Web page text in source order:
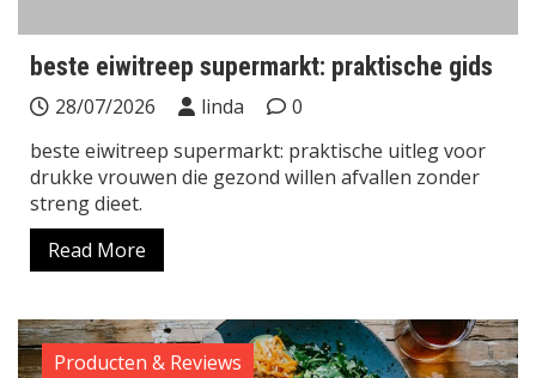
beste eiwitreep supermarkt: praktische gids
28/07/2026 linda
0
beste eiwitreep supermarkt: praktische uitleg voor
drukke vrouwen die gezond willen afvallen zonder
streng dieet.
Read More
Producten & Reviews